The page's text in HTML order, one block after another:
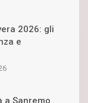
2026: gli
e
a Sanremo